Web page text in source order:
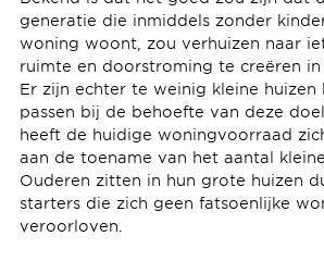
generatie die inmiddels zonder
woning woont, zou verhuizen naar
ruimte en doorstroming te creëren in
Er zijn echter te weinig kleine huizen
passen bij de behoefte van deze
heeft de huidige woningvoorraad
aan de toename van het aantal
Ouderen zitten in hun grote huizen
starters die zich geen fatsoenlijke
veroorloven.